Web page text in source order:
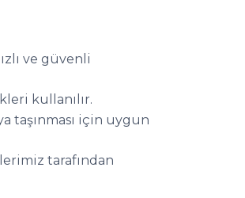
ve güvenli
kullanılır.
taşınması için uygun
tarafından